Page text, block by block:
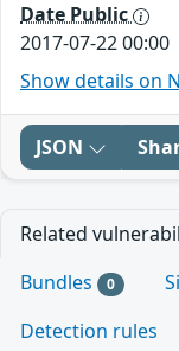
Date Public
2017-07-22 00:00
Show details on
JSON
Related
Bundles 0
Detection rules